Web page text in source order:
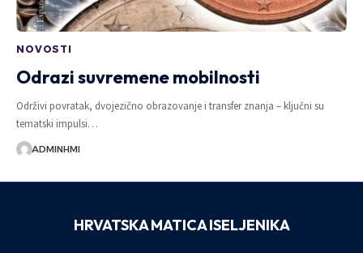
NOVOSTI
Odrazi suvremene mobilnosti
Održivi povratak, dvojezično obrazovanje i transfer znanja – ključni su
tematski impulsi…
ADMINHMI
HRVATSKA MATICA ISELJENIKA